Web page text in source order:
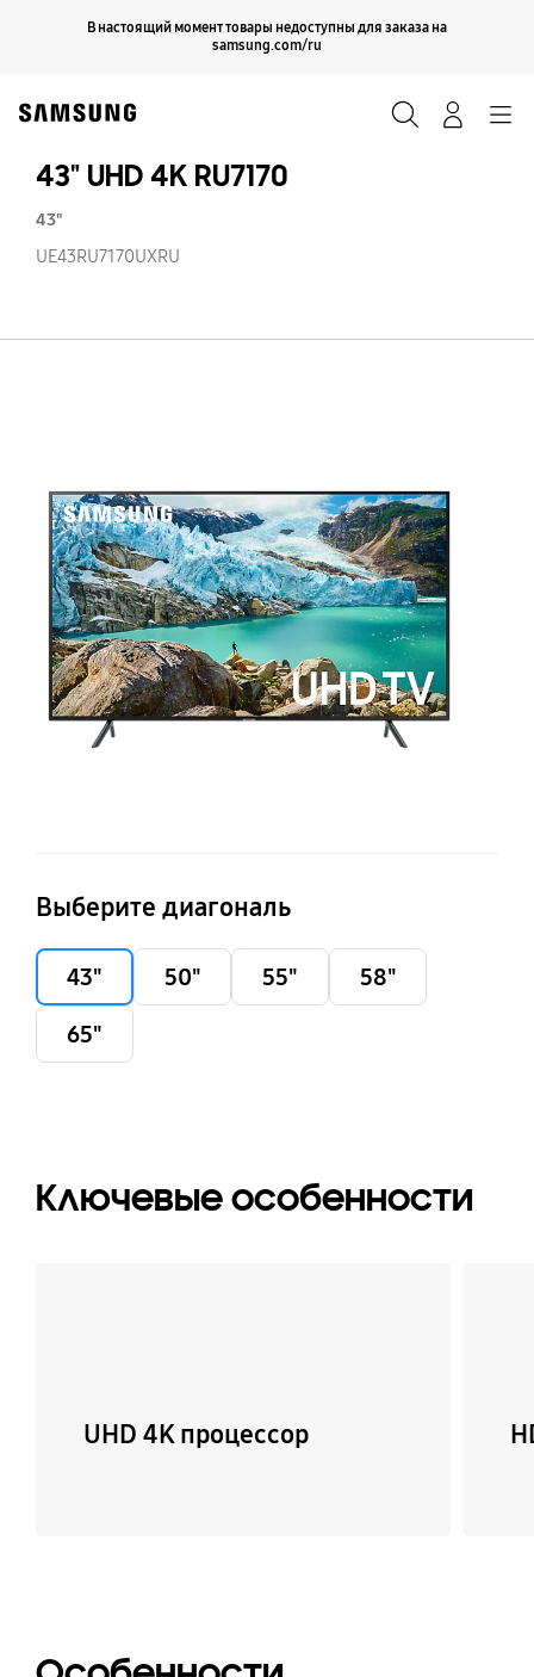
В настоящий момент товары недоступны для заказа на
samsung.com/ru
Продолжить
43" UHD 4K RU7170
43"
UE43RU7170UXRU
Выберите диагональ
43" 50" 55"
58"
65"
Ключевые особенности
UHD 4K процессор